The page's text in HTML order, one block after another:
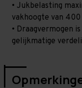
• Jukbelasting
vakhoogte van 400
• Draagvermogen
gelijkmatige